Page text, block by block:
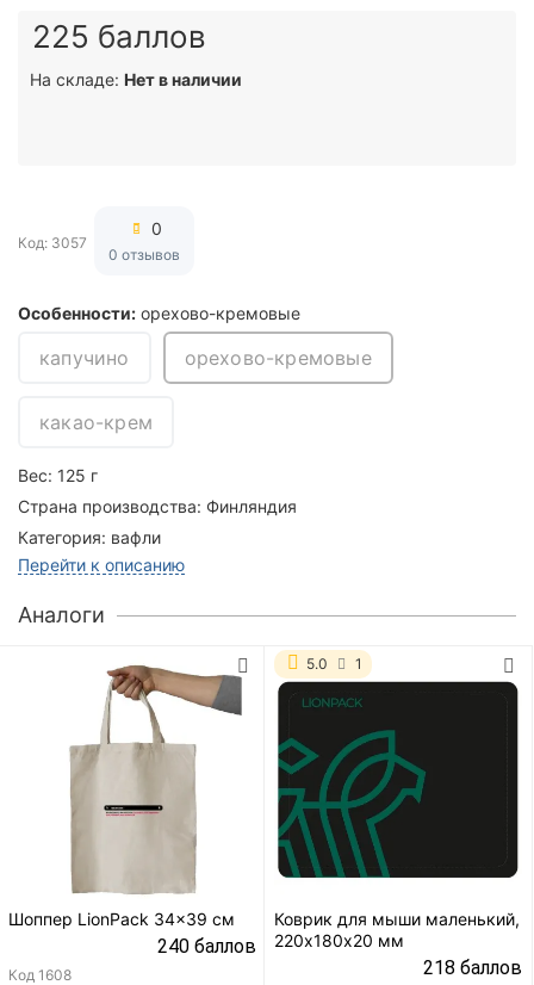
Особенности: орехово-кремовые
капучино орехово-кремовые
какао-крем
Вес: 125 г
Страна производства: Финляндия
Категория: вафли
Перейти к описанию
225 баллов
На складе: Нет в наличии
Код: 3057
0
0 отзывов
Аналоги
Шоппер LionPack 34x39 см
240 баллов
Код 1608
5.0 1
Коврик для мыши маленький,
220х180х20 мм
218 баллов